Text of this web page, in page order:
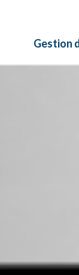
Gestion